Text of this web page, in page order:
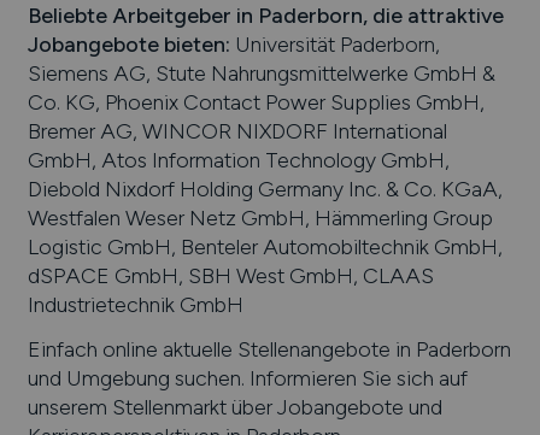
Beliebte Arbeitgeber in Paderborn, die attraktive
Jobangebote bieten: Universität Paderborn,
Siemens AG, Stute Nahrungsmittelwerke GmbH &
Co. KG, Phoenix Contact Power Supplies GmbH,
Bremer AG, WINCOR NIXDORF International
GmbH, Atos Information Technology GmbH,
Diebold Nixdorf Holding Germany Inc. & Co. KGaA,
Westfalen Weser Netz GmbH, Hämmerling Group
Logistic GmbH, Benteler Automobiltechnik GmbH,
dSPACE GmbH, SBH West GmbH, CLAAS
Industrietechnik GmbH
Einfach online aktuelle Stellenangebote in Paderborn
und Umgebung suchen. Informieren Sie sich auf
unserem Stellenmarkt über Jobangebote und